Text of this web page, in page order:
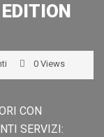
0 Views
CON
SERVIZI: